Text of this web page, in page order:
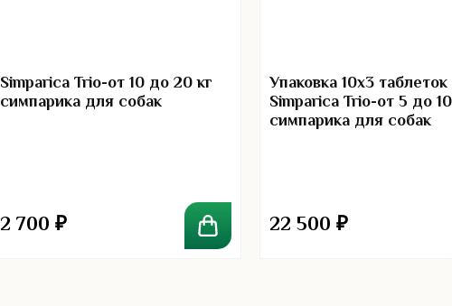
Simparica Trio-от 10 до 20 кг
симпарика для собак
2 700 ₽
Упаковка 10х3 таблеток
Simparica Trio-от 5 до
симпарика для собак
22 500 ₽